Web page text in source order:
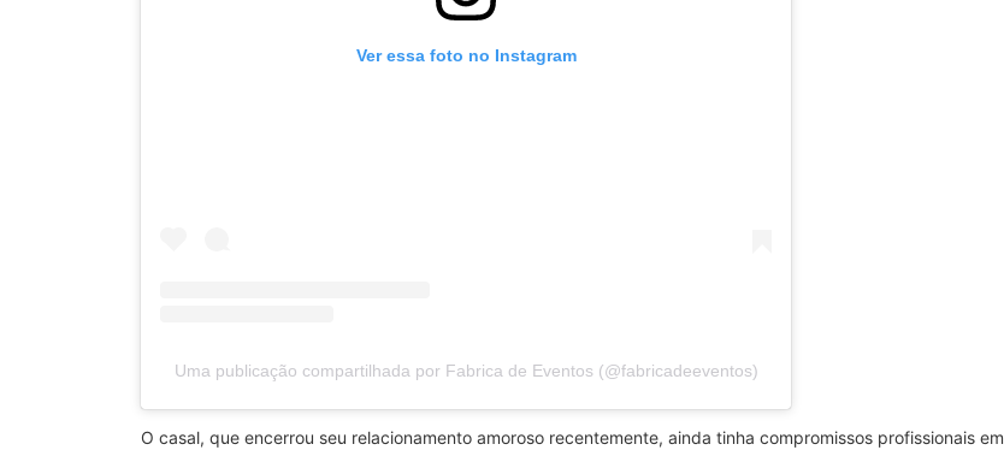
Ver essa foto no Instagram
Uma publicação compartilhada por Fabrica de Eventos (@fabricadeeventos)
O casal, que encerrou seu relacionamento amoroso recentemente, ainda tinha compromissos profissionais em